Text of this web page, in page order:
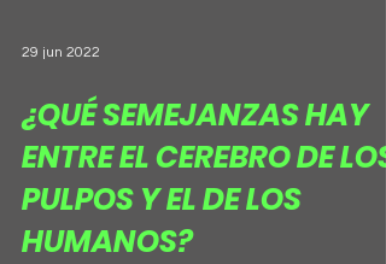
29 jun 2022
¿QUÉ SEMEJANZAS HAY
ENTRE EL CEREBRO DE LOS
PULPOS Y EL DE LOS
HUMANOS?